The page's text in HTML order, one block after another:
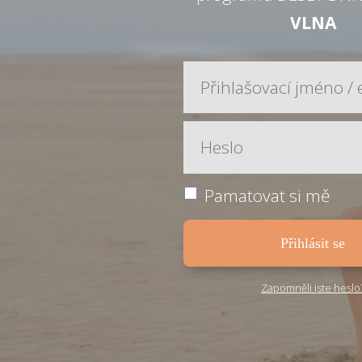
VLNA
Pamatovat si mě
Přihlásit se
Zapomněli jste